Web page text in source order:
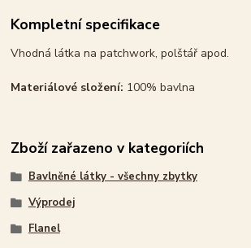
Kompletní specifikace
Vhodná látka na patchwork, polštář apod.
Materiálové složení: 100% bavlna
Zboží zařazeno v kategoriích
Bavlněné látky - všechny zbytky
Výprodej
Flanel